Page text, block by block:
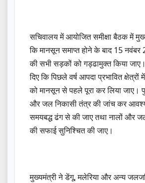
सचिवालय में आयोजित समीक्षा बैठक में
कि मानसून समाप्त होने के बाद 15
की सभी सड़कों को गड्ढामुक्त किया जाए।
दिए कि पिछले वर्ष आपदा प्रभावित क्षेत्रों
को मानसून से पहले पूरा कर लिया जाए।
और जल निकासी तंत्र की जांच कर
समयबद्ध ढंग से की जाए तथा नालों और जल
की सफाई सुनिश्चित की जाए।
मुख्यमंत्री ने डेंगू, मलेरिया और अन्य